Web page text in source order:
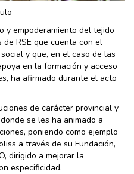
y empoderamiento del tejido
RSE que cuenta con el
y que, en el caso de las
en la formación y acceso
ha afirmado durante el acto
de carácter provincial y
se les ha animado a
poniendo como ejemplo
a través de su Fundación,
dirigido a mejorar la
especificidad.